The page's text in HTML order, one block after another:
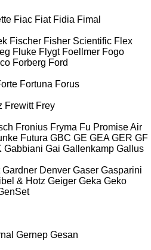
Fiac Fiat Fidia Fimal
Fischer Fisher Scientific Flex
Fluke Flygt Foellmer Fogo
Forberg Ford
Fortuna Forus
Frewitt Frey
Fronius Fryma Fu Promise Air
Futura GBC GE GEA GER GF
Gabbiani Gai Gallenkamp Gallus
Gardner Denver Gaser Gasparini
& Hotz Geiger Geka Geko
Gernep Gesan